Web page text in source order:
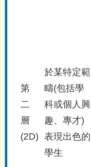
第
二
層
(2D)
於某特定範
疇(包括學
科或個人興
趣、專才)
表現出色的
學生